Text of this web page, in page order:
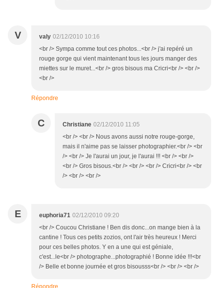
V valy 02/12/2010 10:16
<br /> Sympa comme tout ces photos...<br /> j'ai repéré un
rouge gorge qui vient maintenant tous les jours manger des
miettes sur le muret...<br /> gros bisous ma Cricri<br /> <br />
<br />
Répondre
C Christiane 02/12/2010 11:05
<br /> <br /> Nous avons aussi notre rouge-gorge,
mais il n'aime pas se laisser photographier.<br /> <br
/> <br /> Je l'aurai un jour, je l'aurai !!! <br /> <br />
<br /> Gros bisous.<br /> <br /> <br /> Cricri<br /> <br
/> <br /> <br />
E euphoria71 02/12/2010 09:20
<br /> Coucou Christiane ! Ben dis donc...on mange bien à la
cantine ! Tous ces petits zozios, ont l'air très heureux ! Merci
pour ces belles photos. Y en a une qui est géniale,
c'est...le<br /> photographe...photographié ! Bonne idée !!!<br
/> Belle et bonne journée et gros bisousss<br /> <br /> <br />
Répondre